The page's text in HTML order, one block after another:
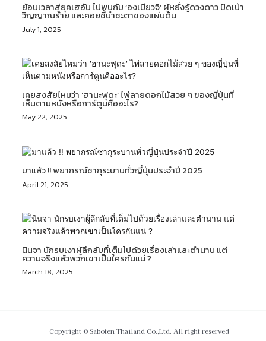
ย้อนเวลาสู่ยุคเฮอัน ไปพบกับ ‘องเมียวจิ’ ผู้หยั่งรู้ดวงดาว ปัดเป่า
วิญญาณร้าย และคอยชี้นำชะตาของแผ่นดิน
July 1, 2025
เคยสงสัยไหมว่า ‘ฮานะฟุดะ’ ไพ่ลายดอกไม้สวย ๆ ของญี่ปุ่นที่
เห็นตามหนังหรือการ์ตูนคืออะไร?
May 22, 2025
มาแล้ว !! พยากรณ์ซากุระบานทั่วญี่ปุ่นประจำปี 2025
April 21, 2025
นินจา นักรบเงาผู้ลึกลับที่เต็มไปด้วยเรื่องเล่าและตำนาน แต่
ความจริงแล้วพวกเขาเป็นใครกันแน่ ?
March 18, 2025
Copyright © Saboten Thailand Co.,Ltd. All right reserved